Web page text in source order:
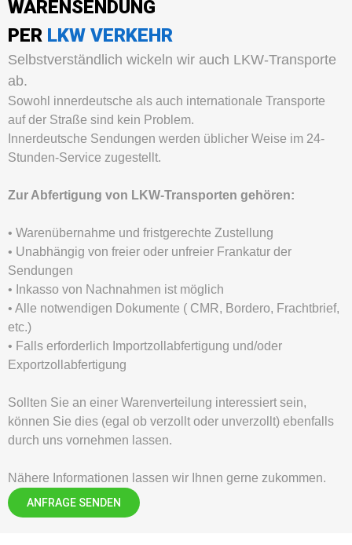
WARENSENDUNG
PER LKW VERKEHR
Selbstverständlich wickeln wir auch LKW-Transporte
ab.
Sowohl innerdeutsche als auch internationale Transporte
auf der Straße sind kein Problem.
Innerdeutsche Sendungen werden üblicher Weise im 24-
Stunden-Service zugestellt.
Zur Abfertigung von LKW-Transporten gehören:
• Warenübernahme und fristgerechte Zustellung
• Unabhängig von freier oder unfreier Frankatur der
Sendungen
• Inkasso von Nachnahmen ist möglich
• Alle notwendigen Dokumente ( CMR, Bordero, Frachtbrief,
etc.)
• Falls erforderlich Importzollabfertigung und/oder
Exportzollabfertigung
Sollten Sie an einer Warenverteilung interessiert sein,
können Sie dies (egal ob verzollt oder unverzollt) ebenfalls
durch uns vornehmen lassen.
Nähere Informationen lassen wir Ihnen gerne zukommen.
ANFRAGE SENDEN